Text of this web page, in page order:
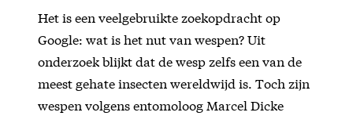
Het is een veelgebruikte zoekopdracht op
Google: wat is het nut van wespen? Uit
onderzoek blijkt dat de wesp zelfs een van de
meest gehate insecten wereldwijd is. Toch zijn
wespen volgens entomoloog Marcel Dicke